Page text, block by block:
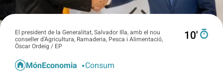
El president de la Generalitat, Salvador Illa, amb el nou
conseller d'Agricultura, Ramaderia, Pesca i Alimentació,
Òscar Ordeig / EP
10′
MónEconomia Consum